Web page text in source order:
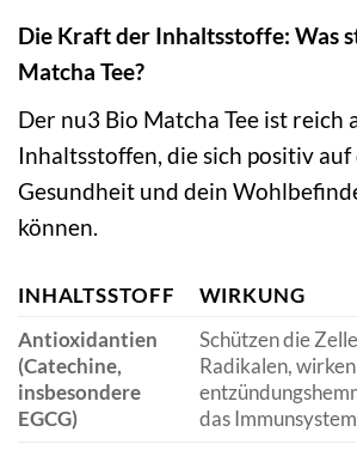
Die Kraft der Inhaltsstoffe: Was
Matcha Tee?
Der nu3 Bio Matcha Tee ist reich
Inhaltsstoffen, die sich positiv auf
Gesundheit und dein
können.
INHALTSSTOFF
WIRKUNG
Antioxidantien
(Catechine,
insbesondere
EGCG)
Schützen die
Radikalen, wirken
das